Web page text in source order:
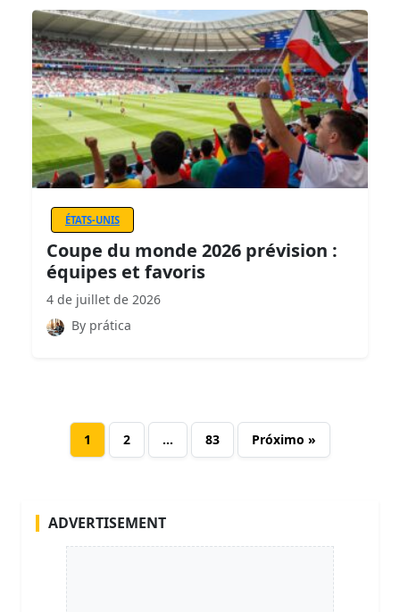
ÉTATS-UNIS
Coupe du monde 2026 prévision :
équipes et favoris
4 de juillet de 2026
By prática
1 2 … 83 Próximo »
ADVERTISEMENT